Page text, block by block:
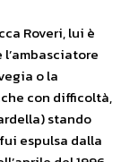
Roveri, lui è
o la
con difficoltà,
stando
espulsa dalla